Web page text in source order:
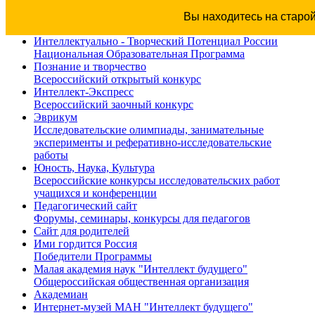
Вы находитесь на
Интеллектуально - Творческий Потенциал России
Национальная Образовательная Программа
Познание и творчество
Всероссийский открытый конкурс
Интеллект-Экспресс
Всероссийский заочный конкурс
Эврикум
Исследовательские олимпиады, занимательные
эксперименты и реферативно-исследовательские
работы
Юность, Наука, Культура
Всероссийские конкурсы исследовательских работ
учащихся и конференции
Педагогический сайт
Форумы, семинары, конкурсы для педагогов
Сайт для родителей
Ими гордится Россия
Победители Программы
Малая академия наук "Интеллект будущего"
Общероссийская общественная организация
Академиан
Интернет-музей МАН "Интеллект будущего"